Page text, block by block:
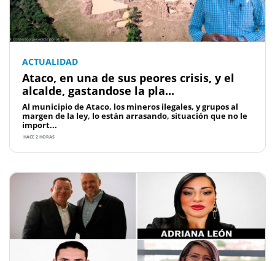
ACTUALIDAD
Ataco, en una de sus peores crisis, y el
alcalde, gastandose la pla...
Al municipio de Ataco, los mineros ilegales, y grupos al
margen de la ley, lo están arrasando, situación que no le
import...
HACE 2 HORAS